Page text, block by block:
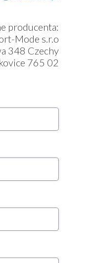
producenta:
Mode s.r.o
348 Czechy
765 02